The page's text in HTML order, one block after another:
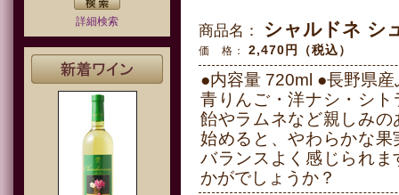
詳細検索 商品名： シャルドネ シ
価 格： 2,470円（税込）
●内容量 720ml ●長野県
青りんご・洋ナシ・シ
飴やラムネなど親しみ
始めると、やわらかな
バランスよく感じられ
かがでしょうか？